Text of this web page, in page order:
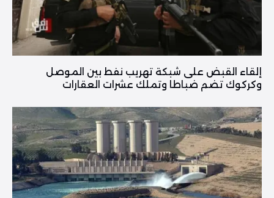
إلقاء القبض على شبكة تهريب نفط بين الموصل
وكركوك تضم ضباطا وتملك عشرات العقارات